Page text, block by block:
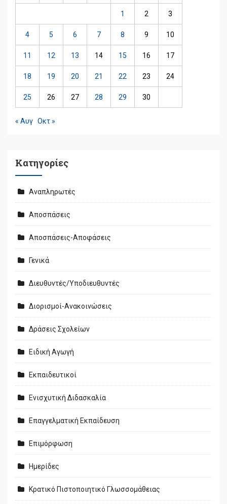
1 2 3
4 5 6 7 8 9 10
11 12 13 14 15 16 17
18 19 20 21 22 23 24
25 26 27 28 29 30
« Αυγ Οκτ »
Kατηγορίες
Αναπληρωτές
Αποσπάσεις
Αποσπάσεις-Αποφάσεις
Γενικά
Διευθυντές/Υποδιευθυντές
Διορισμοί-Ανακοινώσεις
Δράσεις Σχολείων
Ειδική Αγωγή
Εκπαιδευτικοί
Ενισχυτική Διδασκαλία
Επαγγελματική Εκπαίδευση
Επιμόρφωση
Ημερίδες
Κρατικό Πιστοποιητικό Γλωσσομάθειας